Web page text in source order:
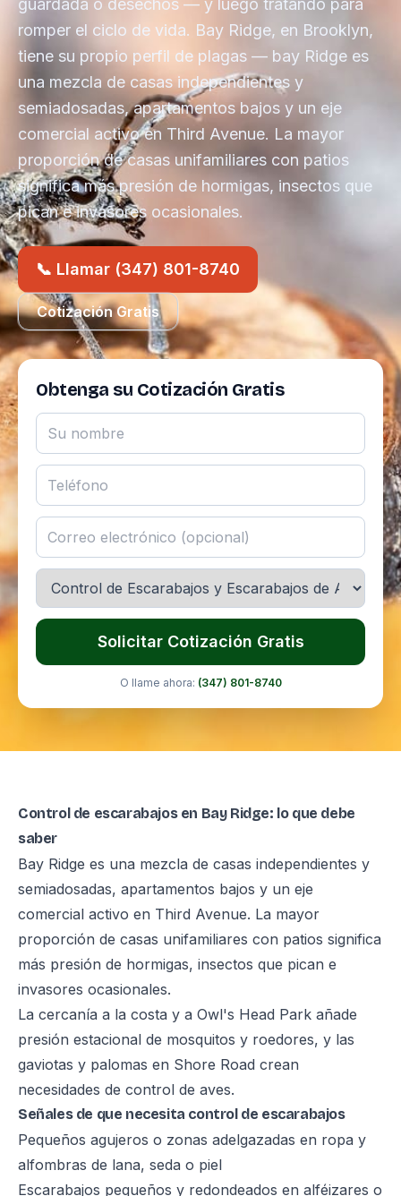
guardada o desechos — y luego tratando para
romper el ciclo de vida. Bay Ridge, en Brooklyn,
tiene su propio perfil de plagas — bay Ridge es
una mezcla de casas independientes y
semiadosadas, apartamentos bajos y un eje
comercial activo en Third Avenue. La mayor
proporción de casas unifamiliares con patios
significa más presión de hormigas, insectos que
pican e invasores ocasionales.
📞 Llamar (347) 801-8740
Cotización Gratis
Obtenga su Cotización Gratis
Solicitar Cotización Gratis
O llame ahora: (347) 801-8740
Control de escarabajos en Bay Ridge: lo que debe
saber
Bay Ridge es una mezcla de casas independientes y
semiadosadas, apartamentos bajos y un eje
comercial activo en Third Avenue. La mayor
proporción de casas unifamiliares con patios significa
más presión de hormigas, insectos que pican e
invasores ocasionales.
La cercanía a la costa y a Owl's Head Park añade
presión estacional de mosquitos y roedores, y las
gaviotas y palomas en Shore Road crean
necesidades de control de aves.
Señales de que necesita control de escarabajos
Pequeños agujeros o zonas adelgazadas en ropa y
alfombras de lana, seda o piel
Escarabajos pequeños y redondeados en alféizares o